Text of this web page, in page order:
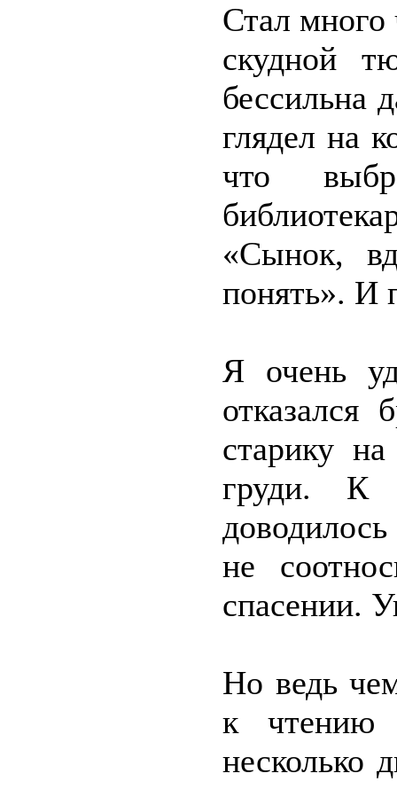
Стал много
скудной
бессильна
глядел на
что
«Сынок,
понять». И
Я очень
отказался
старику
груди. К
не
спасении.
Но ведь
к чтению
несколько